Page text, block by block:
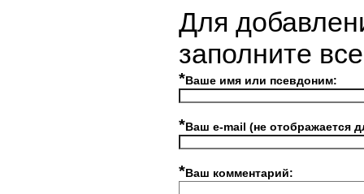
Для
заполните
*Ваше имя или псевдоним:
*Ваш e-mail (не отображается
*Ваш комментарий: